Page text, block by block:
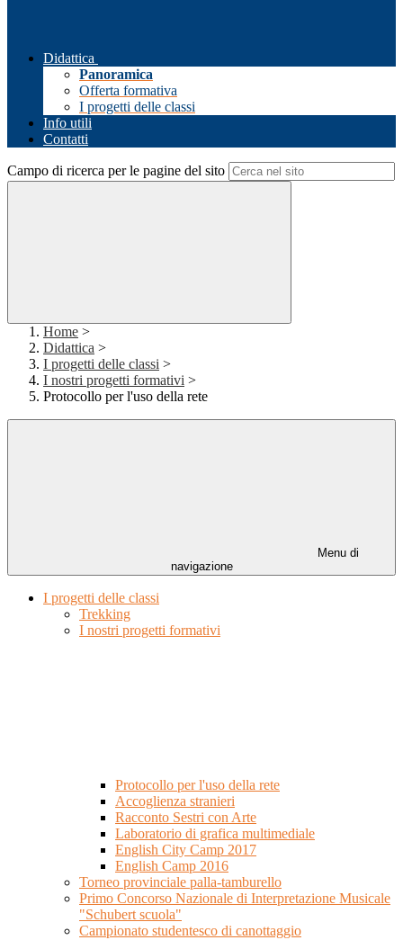
Didattica
Panoramica
Offerta formativa
I progetti delle classi
Info utili
Contatti
Campo di ricerca per le pagine del sito
Home >
Didattica >
I progetti delle classi >
I nostri progetti formativi >
Protocollo per l'uso della rete
Menu di
navigazione
I progetti delle classi
Trekking
I nostri progetti formativi
Protocollo per l'uso della rete
Accoglienza stranieri
Racconto Sestri con Arte
Laboratorio di grafica multimediale
English City Camp 2017
English Camp 2016
Torneo provinciale palla-tamburello
Primo Concorso Nazionale di Interpretazione Musicale
"Schubert scuola"
Campionato studentesco di canottaggio